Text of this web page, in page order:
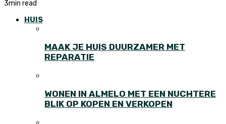
3min read
HUIS
MAAK JE HUIS DUURZAMER MET
REPARATIE
WONEN IN ALMELO MET EEN NUCHTERE
BLIK OP KOPEN EN VERKOPEN